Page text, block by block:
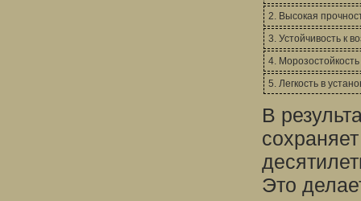
2. Высокая
3. Устойчивость к
4.
5. Легкость в
В
Это